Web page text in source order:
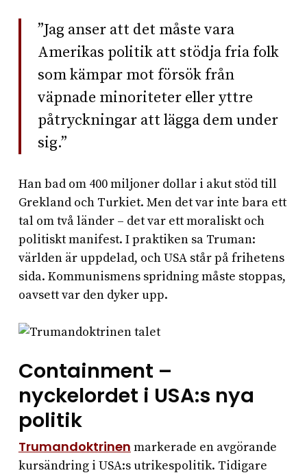
”Jag anser att det måste vara
Amerikas politik att stödja fria folk
som kämpar mot försök från
väpnade minoriteter eller yttre
påtryckningar att lägga dem under
sig.”
Han bad om 400 miljoner dollar i akut stöd till
Grekland och Turkiet. Men det var inte bara ett
tal om två länder – det var ett moraliskt och
politiskt manifest. I praktiken sa Truman:
världen är uppdelad, och USA står på frihetens
sida. Kommunismens spridning måste stoppas,
oavsett var den dyker upp.
Containment –
nyckelordet i USA:s nya
politik
Trumandoktrinen markerade en avgörande
kursändring i USA:s utrikespolitik. Tidigare